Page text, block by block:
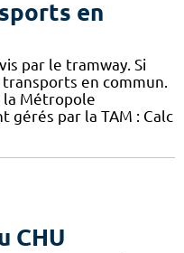
en
par le tramway. Si
en commun.
la Métropole
par la TAM : Calc
CHU